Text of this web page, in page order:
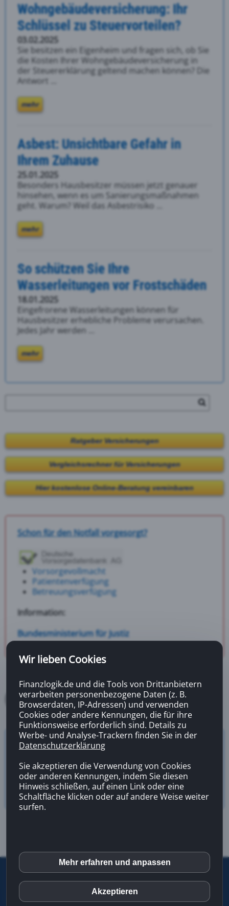
Wohngebäudeversicherung: Ihr
Schlüssel zu Steuervorteilen?
03.02.2025
Sie besitzen ein Eigenheim und fragen sich, ob Sie
die Kosten Ihrer Wohngebäudeversicherung in
der Steuererklärung geltend machen können? Die
Antwort ...
mehr
Asbest: Unsichtbare Gefahr in
Ihrem Zuhause
25.01.2025
Besonders Hausbesitzer müssen jetzt genauer
hinsehen, wenn es um Sanierungsmaßnahmen
geht. Warum? Weil das Asbestrisiko ...
mehr
So schützen Sie Ihre
Wasserleitungen vor Frostschäden
18.01.2025
Eingefrorene Wasserleitungen können für
Hausbesitzer erhebliche Probleme verursachen.
Jedes Jahr werden ...
mehr
Ratgeber Versicherungen
Vergleichsrechner für Versicherungen
Hier kostenlose Online-Beratung vereinbaren
Schon für den Notfall vorgesorgt?
Vorsorgevollmacht
Patientenverfügung
Betreuungsverfügung
Information:
Bundesministerium für Justiz
Versicherungsrechner
2026 |Letzte Aktualisierung13.02.2026 08:41
Infoservice|Impressum
Hinweis|Erstinformation|Bewertung bei Google abgeben
Wir lieben Cookies
Finanzlogik.de und die Tools von Drittanbietern
verarbeiten personenbezogene Daten (z. B.
Browserdaten, IP-Adressen) und verwenden
Cookies oder andere Kennungen, die für ihre
Funktionsweise erforderlich sind. Details zu
Werbe- und Analyse-Trackern finden Sie in der
Datenschutzerklärung
Sie akzeptieren die Verwendung von Cookies
oder anderen Kennungen, indem Sie diesen
Hinweis schließen, auf einen Link oder eine
Schaltfläche klicken oder auf andere Weise weiter
surfen.
inCMS
Matomo (Piwik)
Mehr erfahren und anpassen
Akzeptieren